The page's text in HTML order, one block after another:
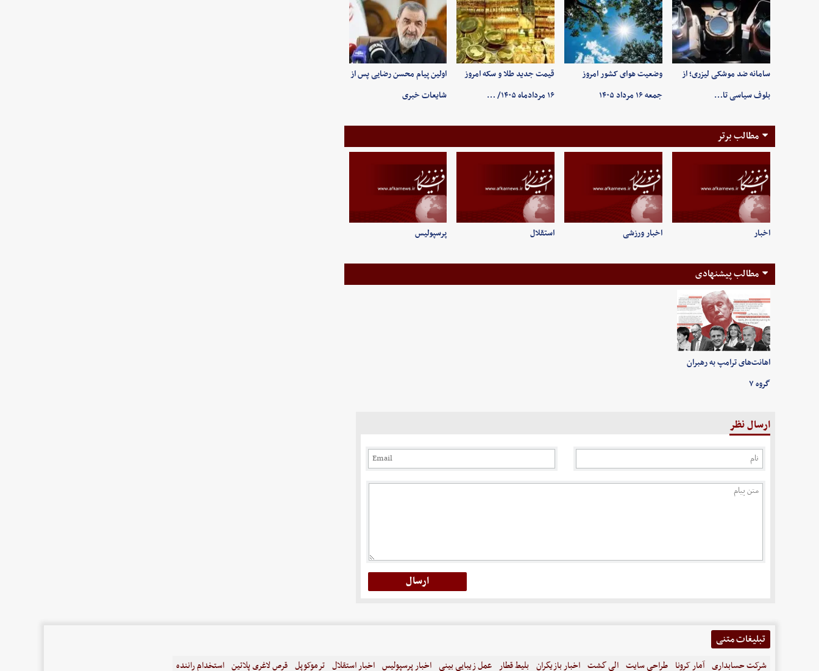
سامانه ضد موشکی لیزری؛ از
بلوف سیاسی تا…
وضعیت هوای کشور امروز
جمعه ۱۶ مرداد ۱۴۰۵
قیمت جدید طلا و سکه امروز
۱۶ مردادماه ۱۴۰۵/ …
اولین پیام محسن رضایی پس از
شایعات خبری
مطالب برتر
اخبار اخبار ورزشی استقلال پرسپولیس
مطالب پیشنهادی
اهانت‌های ترامپ به رهبران
گروه ۷
ارسال نظر
تبلیغات متنی
شرکت حسابداری آمار کرونا طراحی سایت الی گشت اخبار بازیگران بلیط قطار عمل زیبایی بینی اخبار پرسپولیس اخبار استقلال ترموکوپل قرص لاغری پلاتین استخدام راننده